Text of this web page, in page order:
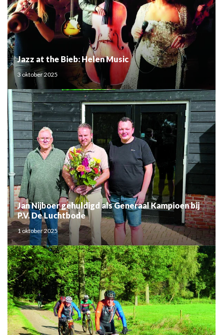
Jazz at the Bieb: Helen Music
3 oktober 2025
Jan Nijboer gehuldigd als Generaal Kampioen bij
P.V. De Luchtbode
1 oktober 2025